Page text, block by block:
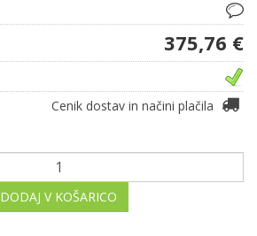
375,76 €
Cenik dostav in načini plačila
DODAJ V KOŠARICO